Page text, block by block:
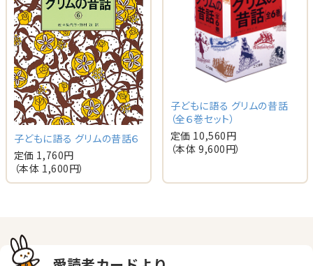
子どもに語る グリムの昔話６
定価 1,760円
（本体 1,600円）
子どもに語る グリムの昔話
（全６巻セット）
定価 10,560円
（本体 9,600円）